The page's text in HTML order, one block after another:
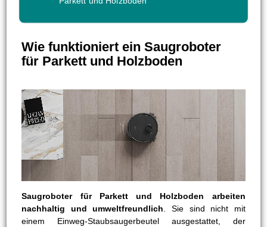
Wie funktioniert ein Saugroboter
für Parkett und Holzboden
Saugroboter für Parkett und Holzboden arbeiten
nachhaltig und umweltfreundlich . Sie sind nicht mit
einem Einweg-Staubsaugerbeutel ausgestattet, der